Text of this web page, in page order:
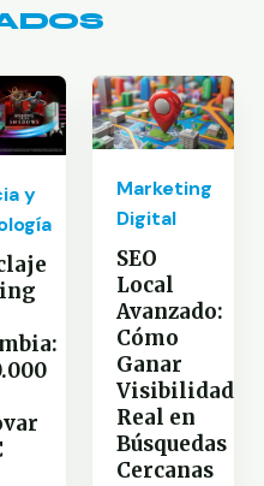
y
Marketing
Digital
SEO
Local
Avanzado:
Cómo
Ganar
Visibilidad
Real en
Búsquedas
Cercanas